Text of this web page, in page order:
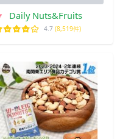
Daily Nuts&Fruits
4.7 (8,519件)